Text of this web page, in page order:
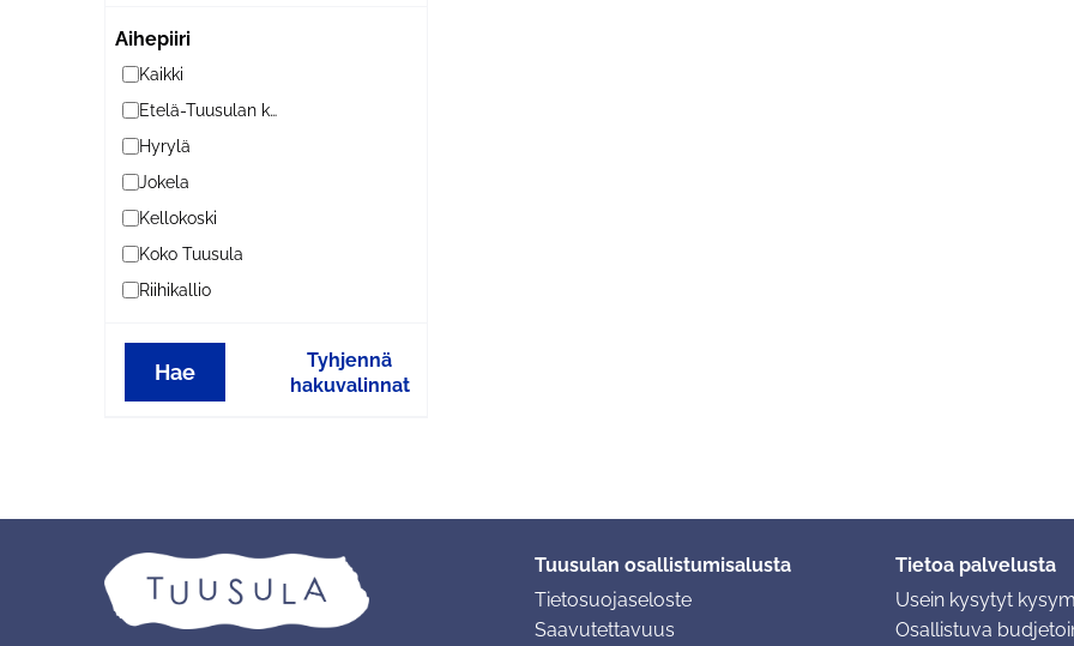
Aihepiiri
Kaikki
Etelä-Tuusulan kylät
Hyrylä
Jokela
Kellokoski
Koko Tuusula
Riihikallio
Hae
Tyhjennä
hakuvalinnat
Tuusulan osallistumisalusta
Tietosuojaseloste
Saavutettavuus
Tietoa palvelusta
Usein kysytyt
Osallistuva